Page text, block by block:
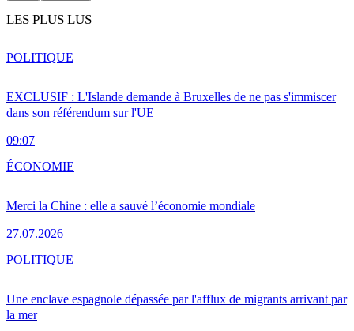
LES PLUS LUS
EXCLUSIF : L'Islande demande à Bruxelles de ne pas s'immiscer
dans son référendum sur l'UE
09:07
POLITIQUE
Merci la Chine : elle a sauvé l’économie mondiale
27.07.2026
ÉCONOMIE
Une enclave espagnole dépassée par l'afflux de migrants arrivant par
la mer
POLITIQUE